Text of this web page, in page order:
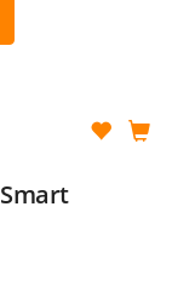
Smart